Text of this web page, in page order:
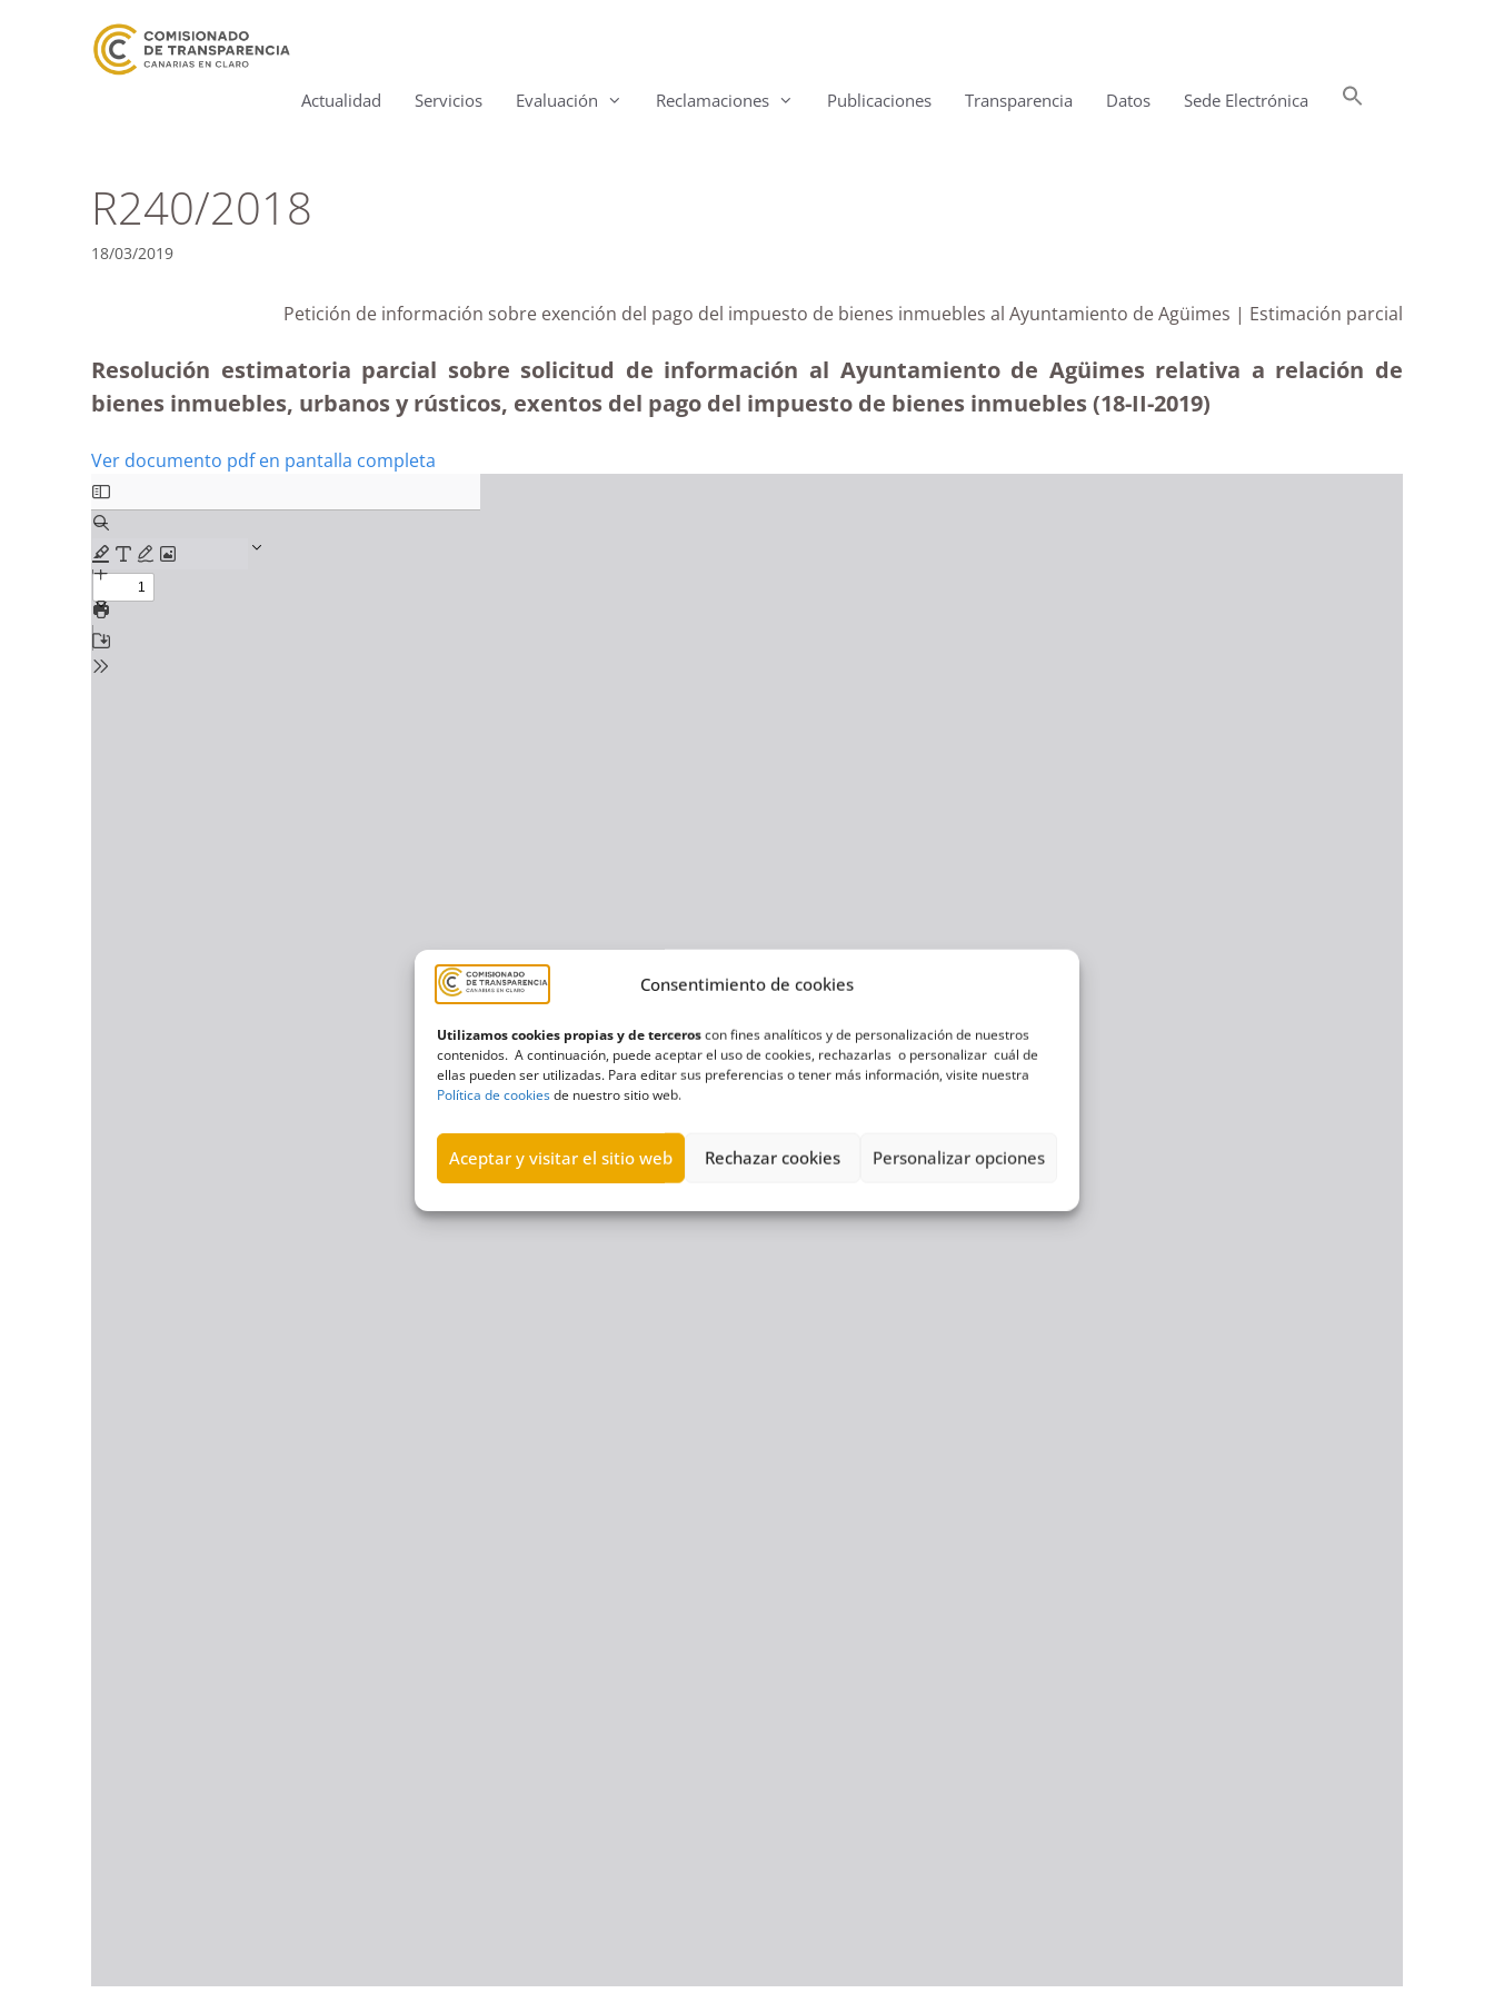
Consentimiento de cookies
Utilizamos cookies propias y de terceroscon fines analíticos y de personalización de nuestros
contenidos. A continuación, puede aceptar el uso de cookies, rechazarlas o personalizar cuál de
ellas pueden ser utilizadas. Para editar sus preferencias o tener más información, visite nuestra
Política de cookiesde nuestro sitio web.
Aceptar y visitar el sitio web Rechazar cookies Personalizar opciones
Actualidad Servicios Evaluación Reclamaciones Publicaciones Transparencia Datos Sede Electrónica
R240/2018
18/03/2019
Petición de información sobre exención del pago del impuesto de bienes inmuebles al Ayuntamiento de Agüimes | Estimación parcial
Resolución estimatoria parcial sobre solicitud de información al Ayuntamiento de Agüimes relativa a relación de
bienes inmuebles, urbanos y rústicos, exentos del pago del impuesto de bienes inmuebles (18-II-2019)
Ver documento pdf en pantalla completa